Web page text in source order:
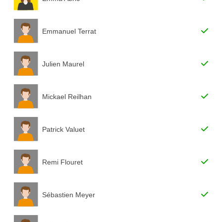
Emmanuel Terrat
Julien Maurel
Mickael Reilhan
Patrick Valuet
Remi Flouret
Sébastien Meyer